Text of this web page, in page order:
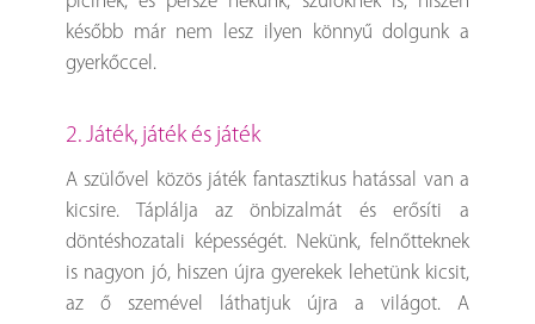
később már nem lesz ilyen könnyű dolgunk a
gyerkőccel.
2. Játék, játék és játék
A szülővel közös játék fantasztikus hatással van a
kicsire. Táplálja az önbizalmát és erősíti a
döntéshozatali képességét. Nekünk, felnőtteknek
is nagyon jó, hiszen újra gyerekek lehetünk kicsit,
az ő szemével láthatjuk újra a világot. A